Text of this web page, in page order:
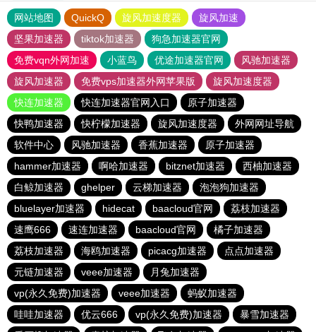
网站地图 QuickQ 旋风加速度器
旋风加速
坚果加速器
tiktok加速器
狗急加速器官网
免费vqn外网加速
小蓝鸟 优途加速器官网
风驰加速器
旋风加速器
免费vps加速器外网苹果版
旋风加速度器
快连加速器
快连加速器官网入口
原子加速器
快鸭加速器
快柠檬加速器 旋风加速度器
外网网址导航
软件中心
风驰加速器 香蕉加速器
原子加速器
hammer加速器
啊哈加速器 bitznet加速器
西柚加速器
白鲸加速器
ghelper 云梯加速器
泡泡狗加速器
bluelayer加速器
hidecat baacloud官网
荔枝加速器
速鹰666
速连加速器 baacloud官网
橘子加速器
荔枝加速器
海鸥加速器 picacg加速器
点点加速器
元链加速器
veee加速器
月兔加速器
vp(永久免费)加速器
veee加速器
蚂蚁加速器
哇哇加速器
优云666 vp(永久免费)加速器
暴雪加速器